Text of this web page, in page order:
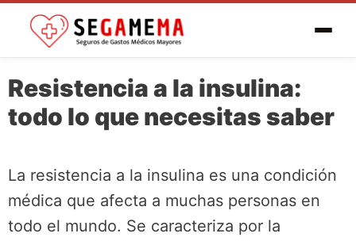
Resistencia a la insulina:
todo lo que necesitas saber
La resistencia a la insulina es una condición
médica que afecta a muchas personas en
todo el mundo. Se caracteriza por la